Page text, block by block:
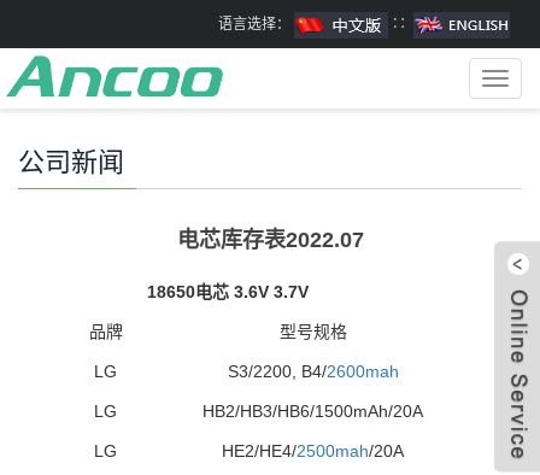
语言选择： ∷
公司新闻
电芯库存表2022.07
18650电芯 3.6V 3.7V
品牌 型号规格
LG S3/2200, B4/2600mah
LG HB2/HB3/HB6/1500mAh/20A
LG HE2/HE4/2500mah/20A